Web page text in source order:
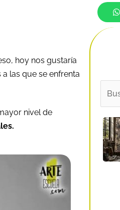
hoy nos gustaría
las que se enfrenta
nivel de